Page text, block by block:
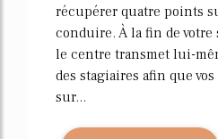
récupérer quatre points
conduire. À la fin de
le centre transmet lui-
des stagiaires afin que
sur...